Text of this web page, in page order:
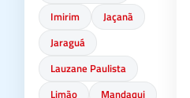
Imirim
Jaçanã
Jaraguá
Lauzane Paulista
Limão
Mandaqui